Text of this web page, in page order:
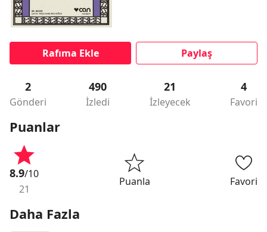
Rafıma Ekle Paylaş
2
Gönderi
490
İzledi
21
İzleyecek
4
Favori
Puanlar
8.9/10
21
Puanla Favori
Daha Fazla